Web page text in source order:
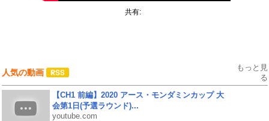
共有:
人気の動画
もっと見
る
【CH1 前編】2020 アース・モンダミンカップ 大
会第1日(予選ラウンド)...
youtube.com